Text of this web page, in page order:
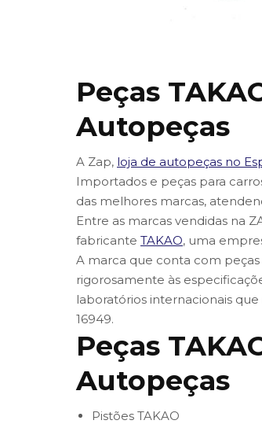
Peças
Autopeças
A Zap, loja de autopeças no
Importados e peças para
das melhores marcas,
Entre as marcas vendidas na
fabricante TAKAO, uma
A marca que conta com
rigorosamente às
laboratórios internacionais que
16949.
Peças
Autopeças
Pistões TAKAO